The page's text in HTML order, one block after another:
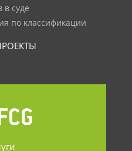
в суде
по классификации